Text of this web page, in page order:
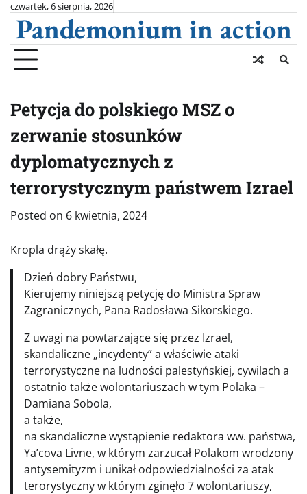
Skip
content
czwartek, 6 sierpnia, 2026
Pandemonium in action
Petycja do polskiego MSZ o
zerwanie stosunków
dyplomatycznych z
terrorystycznym państwem Izrael
Posted on 6 kwietnia, 2024
Kropla drąży skałę.
Dzień dobry Państwu,
Kierujemy niniejszą petycję do Ministra Spraw
Zagranicznych, Pana Radosława Sikorskiego.
Z uwagi na powtarzające się przez Izrael,
skandaliczne „incydenty” a właściwie ataki
terrorystyczne na ludności palestyńskiej, cywilach a
ostatnio także wolontariuszach w tym Polaka –
Damiana Sobola,
a także,
na skandaliczne wystąpienie redaktora ww. państwa,
Ya’cova Livne, w którym zarzucał Polakom wrodzony
antysemityzm i unikał odpowiedzialności za atak
terorystyczny w którym zginęło 7 wolontariuszy,